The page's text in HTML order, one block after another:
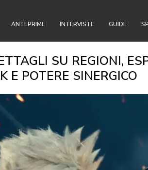
ANTEPRIME INTERVISTE GUIDE
SU REGIONI,
E POTERE SINERGICO